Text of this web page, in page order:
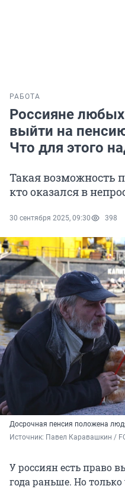
РАБОТА
Россияне
выйти на
Что для этого
Такая возможность
кто оказался в
30 сентября 2025, 09:30 398
Досрочная пенсия положена
Источник: Павел Каравашкин /
У россиян есть право
года раньше. Но